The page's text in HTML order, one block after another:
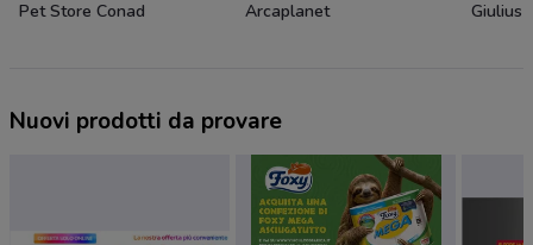
Pet Store Conad Arcaplanet Giulius
Nuovi prodotti da provare